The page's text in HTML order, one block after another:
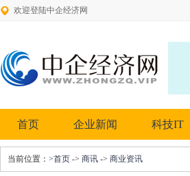
欢迎登陆中企经济网
首页 企业新闻 科技IT
当前位置： >首页 -> 商讯 -> 商业资讯